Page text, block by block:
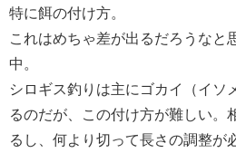
特に餌の付け方。
これはめちゃ差が出るだろうなと
中。
シロギス釣りは主にゴカイ（イソ
るのだが、この付け方が難しい。
るし、何より切って長さの調整が